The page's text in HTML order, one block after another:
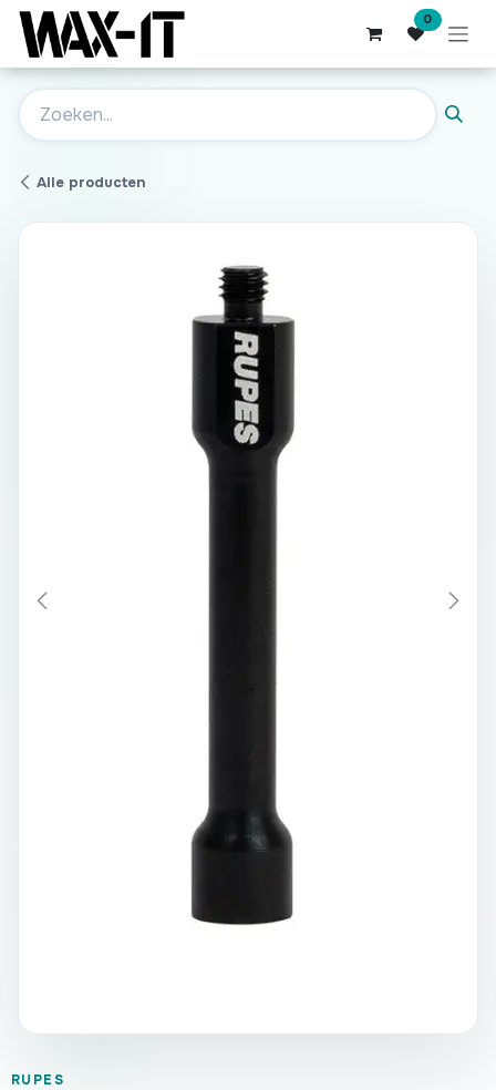
Overslaan naar inhoud 0
Alle producten
RUPES